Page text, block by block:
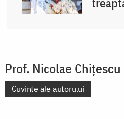
Prof. Nicolae Chițescu
Cuvinte ale autorului